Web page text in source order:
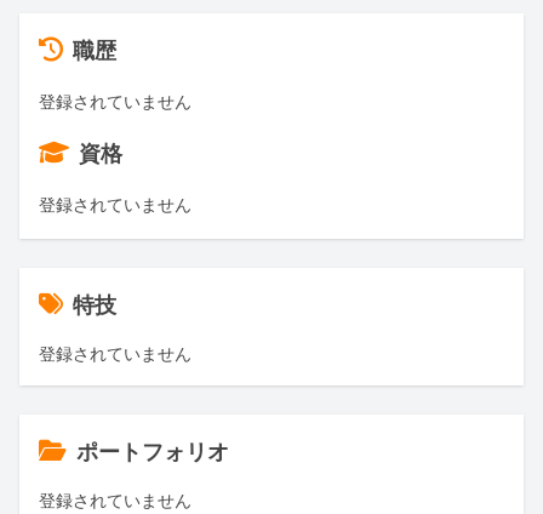
職歴
登録されていません
資格
登録されていません
特技
登録されていません
ポートフォリオ
登録されていません